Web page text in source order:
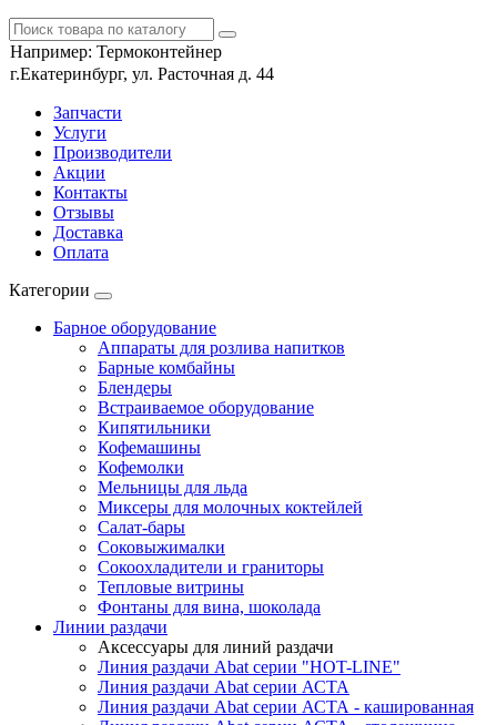
Например: Термоконтейнер
г.Екатеринбург, ул. Расточная д. 44
Запчасти
Услуги
Производители
Акции
Контакты
Отзывы
Доставка
Оплата
Категории
Барное оборудование
Аппараты для розлива напитков
Барные комбайны
Блендеры
Встраиваемое оборудование
Кипятильники
Кофемашины
Кофемолки
Мельницы для льда
Миксеры для молочных коктейлей
Салат-бары
Соковыжималки
Сокоохладители и граниторы
Тепловые витрины
Фонтаны для вина, шоколада
Линии раздачи
Аксессуары для линий раздачи
Линия раздачи Abat серии "HOT-LINE"
Линия раздачи Abat серии АСТА
Линия раздачи Abat серии АСТА - кашированная